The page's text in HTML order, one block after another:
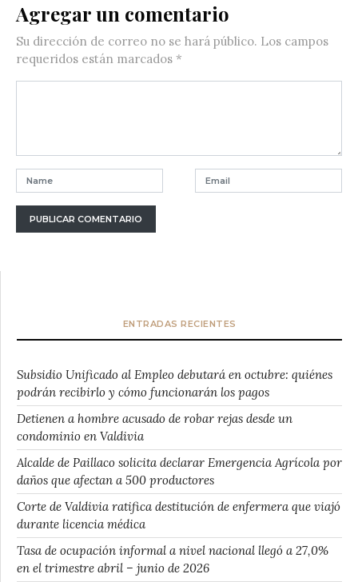
Agregar un comentario
Su dirección de correo no se hará público. Los campos
requeridos están marcados *
ENTRADAS RECIENTES
Subsidio Unificado al Empleo debutará en octubre: quiénes
podrán recibirlo y cómo funcionarán los pagos
Detienen a hombre acusado de robar rejas desde un
condominio en Valdivia
Alcalde de Paillaco solicita declarar Emergencia Agrícola por
daños que afectan a 500 productores
Corte de Valdivia ratifica destitución de enfermera que viajó
durante licencia médica
Tasa de ocupación informal a nivel nacional llegó a 27,0%
en el trimestre abril – junio de 2026